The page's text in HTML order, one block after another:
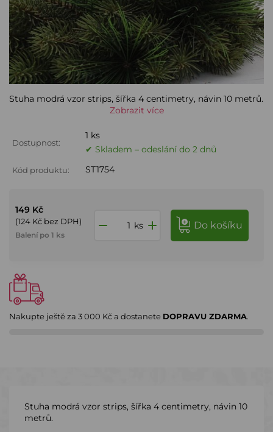
Stuha modrá vzor strips, šířka 4 centimetry, návin 10 metrů.
Zobrazit více
Dostupnost:
1 ks
✔ Skladem – odeslání do 2 dnů
Kód produktu: ST1754
149 Kč
(124 Kč bez DPH)
Balení po 1 ks
ks do košíku
Nakupte ještě za 3 000 Kča dostanete DOPRAVU ZDARMA.
Stuha modrá vzor strips, šířka 4 centimetry, návin 10
metrů.